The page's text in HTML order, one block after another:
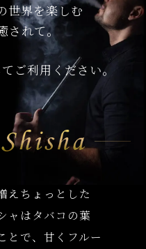
世界を楽しむ
されて。
ご利⽤ください。
えちょっとした
ャはタバコの葉
とで、甘くフルー